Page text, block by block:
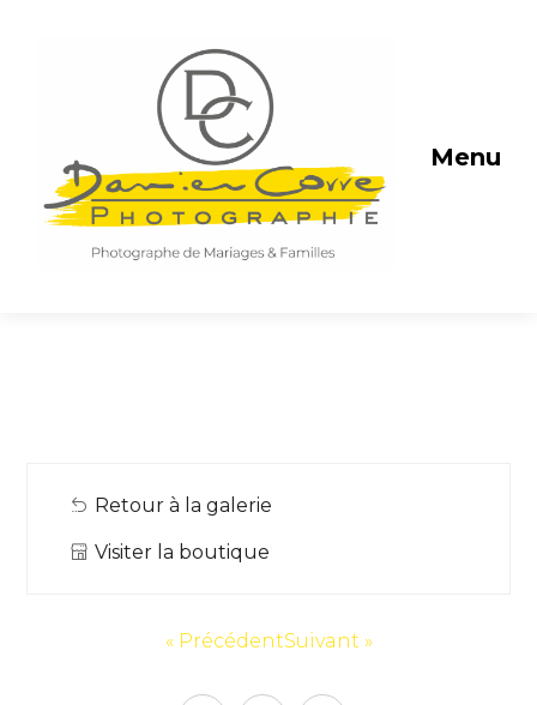
Menu
Retour à la galerie
Visiter la boutique
« PrécédentSuivant »